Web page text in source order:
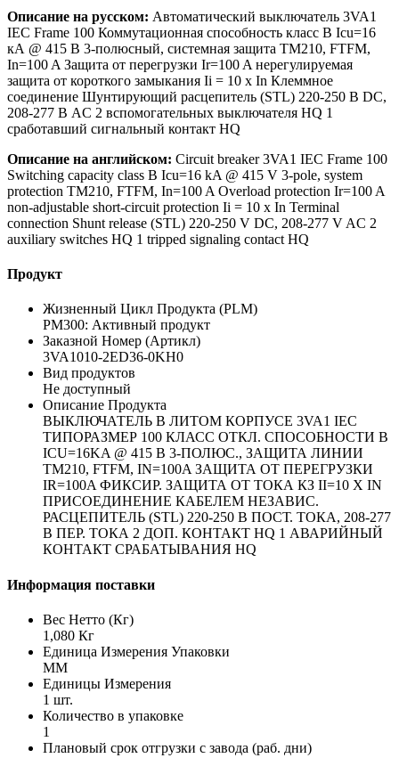
Описание на русском: Автоматический выключатель 3VA1
IEC Frame 100 Коммутационная способность класс B Icu=16
кА @ 415 В 3-полюсный, системная защита TM210, FTFM,
In=100 A Защита от перегрузки Ir=100 A нерегулируемая
защита от короткого замыкания Ii = 10 x In Клеммное
соединение Шунтирующий расцепитель (STL) 220-250 В DC,
208-277 В AC 2 вспомогательных выключателя HQ 1
сработавший сигнальный контакт HQ
Описание на английском: Circuit breaker 3VA1 IEC Frame 100
Switching capacity class B Icu=16 kA @ 415 V 3-pole, system
protection TM210, FTFM, In=100 A Overload protection Ir=100 A
non-adjustable short-circuit protection Ii = 10 x In Terminal
connection Shunt release (STL) 220-250 V DC, 208-277 V AC 2
auxiliary switches HQ 1 tripped signaling contact HQ
Продукт
Жизненный Цикл Продукта (PLM)
PM300: Активный продукт
Заказной Номер (Артикл)
3VA1010-2ED36-0KH0
Вид продуктов
Не доступный
Описание Продукта
ВЫКЛЮЧАТЕЛЬ В ЛИТОМ КОРПУСЕ 3VA1 IEC
ТИПОРАЗМЕР 100 КЛАСС ОТКЛ. СПОСОБНОСТИ B
ICU=16KA @ 415 В 3-ПОЛЮС., ЗАЩИТА ЛИНИИ
TM210, FTFM, IN=100A ЗАЩИТА ОТ ПЕРЕГРУЗКИ
IR=100A ФИКСИР. ЗАЩИТА ОТ ТОКА КЗ II=10 X IN
ПРИСОЕДИНЕНИЕ КАБЕЛЕМ НЕЗАВИС.
РАСЦЕПИТЕЛЬ (STL) 220-250 В ПОСТ. ТОКА, 208-277
В ПЕР. ТОКА 2 ДОП. КОНТАКТ HQ 1 АВАРИЙНЫЙ
КОНТАКТ СРАБАТЫВАНИЯ HQ
Информация поставки
Вес Нетто (Кг)
1,080 Кг
Единица Измерения Упаковки
MM
Единицы Измерения
1 шт.
Количество в упаковке
1
Плановый срок отгрузки с завода (раб. дни)